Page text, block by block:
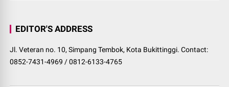
EDITOR'S ADDRESS
Jl. Veteran no. 10, Simpang Tembok, Kota Bukittinggi. Contact:
0852-7431-4969 / 0812-6133-4765